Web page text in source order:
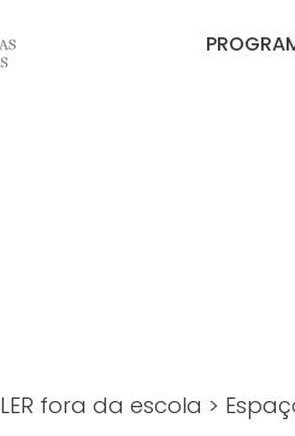
LER fora da escola >